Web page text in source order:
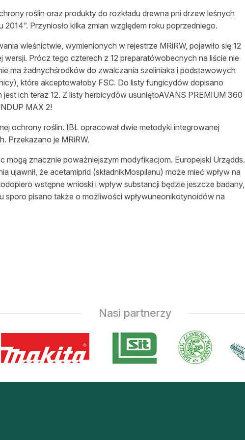
Lasy prywatne
roślin oraz produkty do rozkładu drewna pni drzew leśnych
Przyniosło kilka zmian względem roku poprzedniego.
wleśnictwie, wymienionych w rejestrze MRiRW, pojawiło się 12
Prócz tego czterech z 12 preparatówobecnych na liście nie
ma żadnychśrodków do zwalczania szeliniaka i podstawowych
które akceptowałoby FSC. Do listy fungicydów dopisano
ich teraz 12. Z listy herbicydów usuniętoAVANS PREMIUM 360
MAX 2!
ochrony roślin. IBL opracował dwie metodyki integrowanej
Przekazano je MRiRW.
mogą znacznie poważniejszym modyfikacjom. Europejski Urządds.
ujawnił, że acetamiprid (składnikMospilanu) może mieć wpływ na
wstępne wnioski i wpływ substancji będzie jeszcze badany,
sporo pisano także o możliwości wpływuneonikotynoidów na
Nasi partnerzy